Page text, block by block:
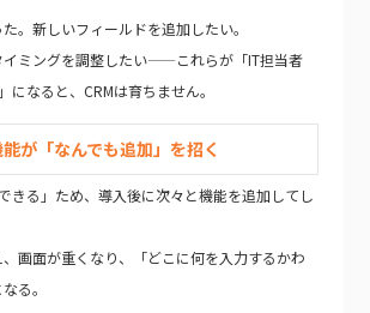
。新しいフィールドを追加したい。
イミングを調整したい——これらが「IT担当者
なると、CRMは育ちません。
が「なんでも追加」を招く
きる」ため、導入後に次々と機能を追加してし
画面が重くなり、「どこに何を入力するかわ
る。